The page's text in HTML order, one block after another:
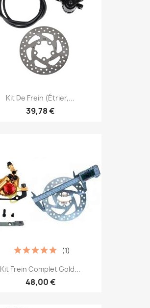
Kit De Frein (étrier,...
39,78 €
Kit Frein Complet Gold...
48,00 €
(1)